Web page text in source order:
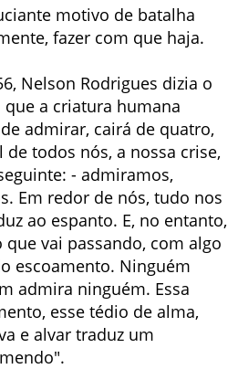
motivo de batalha
fazer com que haja.
Nelson Rodrigues dizia o
a criatura humana
admirar, cairá de quatro,
de todos nós, a nossa crise,
- admiramos,
Em redor de nós, tudo nos
ao espanto. E, no entanto,
vai passando, com algo
escoamento. Ninguém
admira ninguém. Essa
esse tédio de alma,
e alvar traduz um